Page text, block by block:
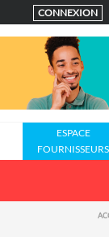
CONNEXION
ESPACE
FOURNISSEURS